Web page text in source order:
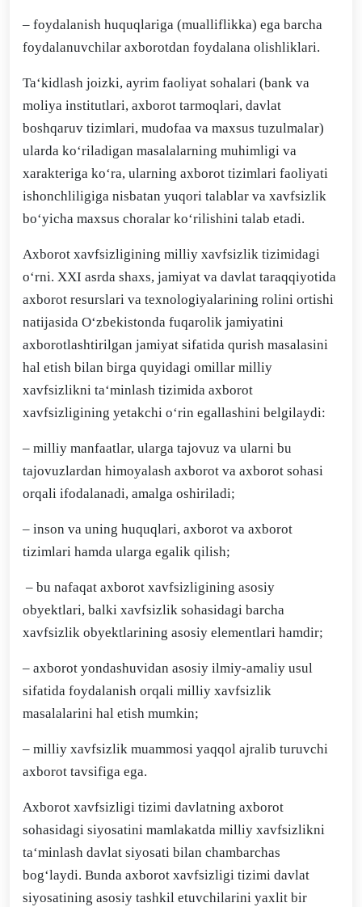
– foydalanish huquqlariga (mualliflikka) ega barcha
foydalanuvchilar axborotdan foydalana olishliklari.
Ta‘kidlash joizki, ayrim faoliyat sohalari (bank va
moliya institutlari, axborot tarmoqlari, davlat
boshqaruv tizimlari, mudofaa va maxsus tuzulmalar)
ularda ko‘riladigan masalalarning muhimligi va
xarakteriga ko‘ra, ularning axborot tizimlari faoliyati
ishonchliligiga nisbatan yuqori talablar va xavfsizlik
bo‘yicha maxsus choralar ko‘rilishini talab etadi.
Axborot xavfsizligining milliy xavfsizlik tizimidagi
o‘rni. XXI asrda shaxs, jamiyat va davlat taraqqiyotida
axborot resurslari va texnologiyalarining rolini ortishi
natijasida O‘zbekistonda fuqarolik jamiyatini
axborotlashtirilgan jamiyat sifatida qurish masalasini
hal etish bilan birga quyidagi omillar milliy
xavfsizlikni ta‘minlash tizimida axborot
xavfsizligining yetakchi o‘rin egallashini belgilaydi:
– milliy manfaatlar, ularga tajovuz va ularni bu
tajovuzlardan himoyalash axborot va axborot sohasi
orqali ifodalanadi, amalga oshiriladi;
– inson va uning huquqlari, axborot va axborot
tizimlari hamda ularga egalik qilish;
– bu nafaqat axborot xavfsizligining asosiy
obyektlari, balki xavfsizlik sohasidagi barcha
xavfsizlik obyektlarining asosiy elementlari hamdir;
– axborot yondashuvidan asosiy ilmiy-amaliy usul
sifatida foydalanish orqali milliy xavfsizlik
masalalarini hal etish mumkin;
– milliy xavfsizlik muammosi yaqqol ajralib turuvchi
axborot tavsifiga ega.
Axborot xavfsizligi tizimi davlatning axborot
sohasidagi siyosatini mamlakatda milliy xavfsizlikni
ta‘minlash davlat siyosati bilan chambarchas
bog‘laydi. Bunda axborot xavfsizligi tizimi davlat
siyosatining asosiy tashkil etuvchilarini yaxlit bir